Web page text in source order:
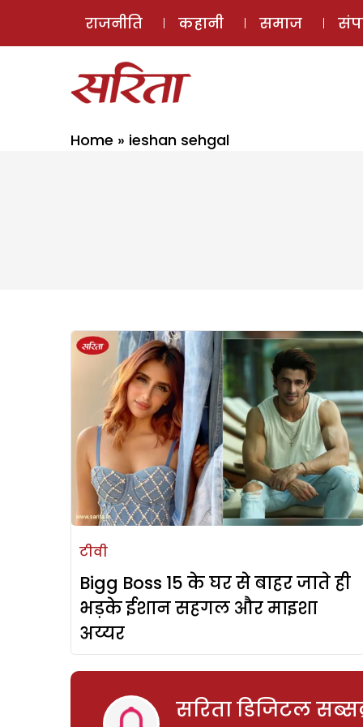
राजनीति कहानी समाज
Home » ieshan sehgal
टीवी
Bigg Boss 15 के घर से बाहर जाते ही
भड़के ईशान सहगल और माइशा
अय्यर
सरिता डिजिटल